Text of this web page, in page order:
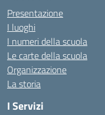
Presentazione
I luoghi
I numeri della scuola
Le carte della scuola
Organizzazione
La storia
I Servizi